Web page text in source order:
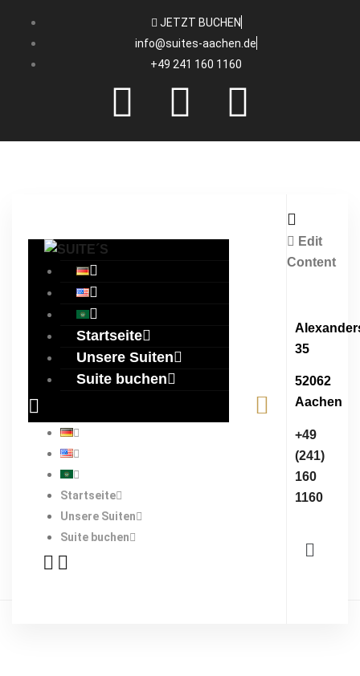
JETZT BUCHEN
info@suites-aachen.de
+49 241 160 1160
Startseite
Unsere Suiten
Suite buchen
Startseite
Unsere Suiten
Suite buchen
Edit
Content
35
52062
Aachen
+49
(241)
160
1160